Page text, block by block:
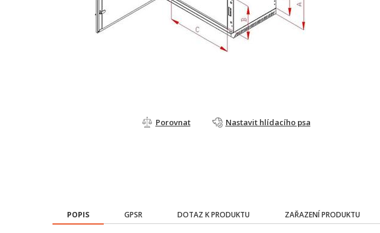
Porovnat Nastavit hlídacího psa
POPIS GPSR DOTAZ K PRODUKTU ZAŘAZENÍ PRODUKTU